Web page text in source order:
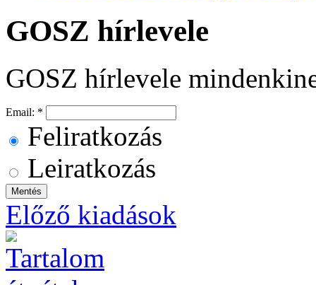
GOSZ hírlevele
GOSZ hírlevele
Email: *
Feliratkozás
Leiratkozás
Előző kiadások